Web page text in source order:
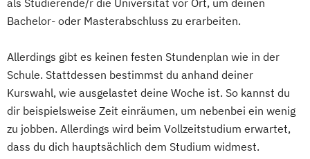
Medienrecht und Medienwirtschaft
Produktdesign und Prozessentwicklung
als Studierende/r die Universität vor Ort, um deinen
Bachelor- oder Masterabschluss zu erarbeiten.
Allerdings gibt es keinen festen Stundenplan wie in der
Schule. Stattdessen bestimmst du anhand deiner
Kurswahl, wie ausgelastet deine Woche ist. So kannst du
dir beispielsweise Zeit einräumen, um nebenbei ein wenig
zu jobben. Allerdings wird beim Vollzeitstudium erwartet,
dass du dich hauptsächlich dem Studium widmest.